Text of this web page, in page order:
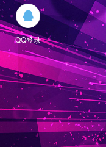

QQ登录